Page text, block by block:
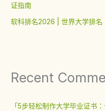
证指南
软科排名2026 | 世界大学排名
Recent
「 5步轻松制作大学毕业证书